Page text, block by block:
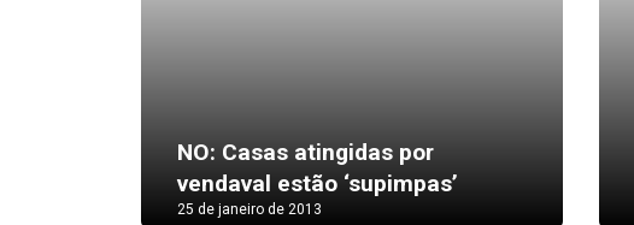
NO: Casas atingidas por
vendaval estão ‘supimpas’
25 de janeiro de 2013